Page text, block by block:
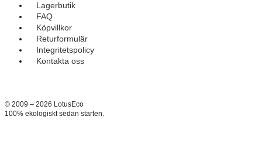
Lagerbutik
FAQ
Köpvillkor
Returformulär
Integritetspolicy
Kontakta oss
© 2009 – 2026 LotusEco
100% ekologiskt sedan starten.